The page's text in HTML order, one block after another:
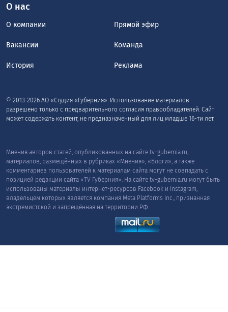
О нас
О компании Прямой эфир
Вакансии Команда
История Реклама
© 2013-2026 АО «Студия «Губерния». Использование материалов
разрешено только с предварительного согласия правообладателей. Сайт
может содержать контент, не предназначенный для лиц младше 16-ти лет.
Мнения авторов статей, опубликованных на сайте tv-gubernia.ru,
материалов, размещённых в рубриках «Мнения», «Блоги», а также
комментариев пользователей к материалам сайта могут не совпадать с
позицией редакции сайта «TV Губерния». На сайте tv-gubernia.ru могут быть
использованы материалы интернет-ресурсов Facebook и Instagram,
владельцем которых является компания Meta Platforms Inc., признанная
экстремистской и запрещённая на территории РФ.